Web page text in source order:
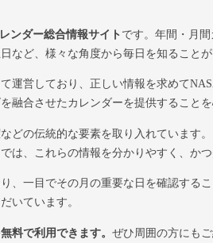
ンダー総合情報サイトです。年間・月
など、様々な角度から毎日を知ること
運営しており、正しい情報を求めて
合させたカレンダーを提供することを
どの伝統的な要素を取り入れています
は、これらの情報を分かりやすく、か
、一目でその月の重要な日を確認する
いています。
料で利用できます。 ぜひ周囲の方にも